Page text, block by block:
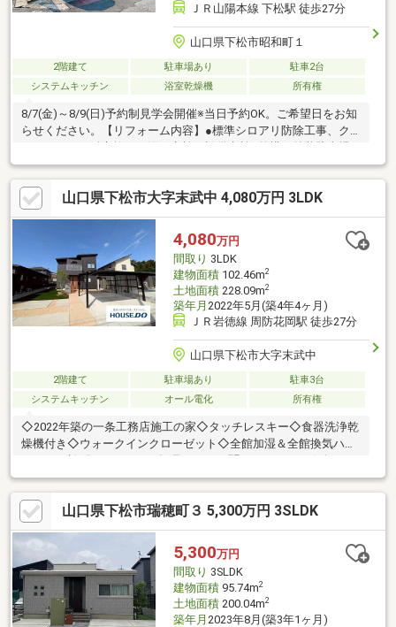
ＪＲ山陽本線 下松駅 徒歩27分
山口県下松市昭和町１
2階建て 駐車場あり
駐車2台
システムキッチン
浴室乾燥機 所有権
8/7(金)～8/9(日)予約制見学会開催※当日予約OK。ご希望日をお知
らせください。【リフォーム内容】●標準シロアリ防除工事、ク
リーニング、鍵交換、雨漏り点検、設備点検●外構・外装駐車場
拡張、外壁塗装●水回りキッチン、ユニットバス交換、トイレ交
換、洗面化粧台交換●内装クロス張替え、畳表替え、障子・襖張
替え●その他設備インターホン設置、火災警報器設置、照明器具
交換【おすすめポイント】・シロアリ防除工事施工後5年間保証・
お客様に合わせたローンの組み方や金融機関をご提案。住宅ロー
ンが初めての方でもお気軽にご相談ください【周辺施
山口県下松市大字末武中 4,080万円 3LDK
4,080万円
間取り 3LDK
建物面積102.46m2
土地面積228.09m2
築年月 2022年5月(築4年4ヶ月)
ＪＲ岩徳線 周防花岡駅 徒歩27分
山口県下松市大字末武中
2階建て 駐車場あり
駐車3台
システムキッチン
オール電化 所有権
◇2022年築の一条工務店施工の家◇タッチレスキー◇食器洗浄乾
燥機付き◇ウォークインクローゼット◇全館加湿＆全館換気ハウ
問合せください♪◇◆不動産に関すること、何でもご相談下さ
い！◆◇住宅ローンの仕組みから、住み替えのご相談やリフォー
ム等のご紹介まで！住宅ローンに不安がある方も、お気軽にご相
談ください様々な事例を担当してきた経験豊富なエージェントが
ご成約後もしっかりサポート！◇◆ご家族でご来店ください！
◆◇キッズスペース完備！おもちゃやDVDなどもご用意！安心し
て皆様でご来店ください♪
山口県下松市瑞穂町３ 5,300万円 3SLDK
5,300万円
間取り 3SLDK
建物面積95.74m2
土地面積200.04m2
築年月 2023年8月(築3年1ヶ月)